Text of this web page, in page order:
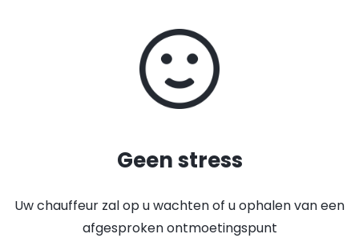
Geen stress
Uw chauffeur zal op u wachten of u ophalen van een
afgesproken ontmoetingspunt